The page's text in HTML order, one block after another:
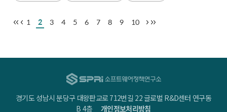
1 2 3 4 5 6 7 8 9 10
경기도 성남시 분당구 대왕판교로 712번길 22 글로벌 R&D센터 연구동
B 4층개인정보처리방침